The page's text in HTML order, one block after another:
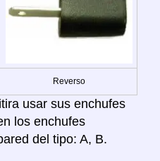
Reverso
usar sus enchufes
los enchufes
del tipo: A, B.